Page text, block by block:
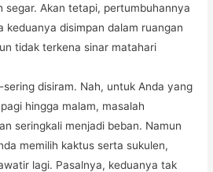
segar. Akan tetapi, pertumbuhannya
keduanya disimpan dalam ruangan
tidak terkena sinar matahari
disiram. Nah, untuk Anda yang
hingga malam, masalah
seringkali menjadi beban. Namun
memilih kaktus serta sukulen,
lagi. Pasalnya, keduanya tak